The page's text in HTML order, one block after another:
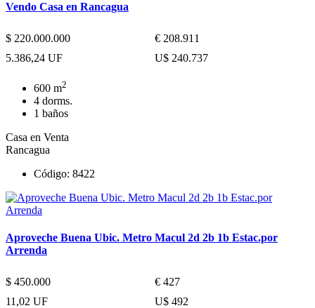
Vendo Casa en Rancagua
$ 220.000.000
€ 208.911
5.386,24 UF
U$ 240.737
600 m2
4 dorms.
1 baños
Casa en Venta
Rancagua
Código: 8422
Aproveche Buena Ubic. Metro Macul 2d 2b 1b Estac.por
Arrenda
$ 450.000
€ 427
11,02 UF
U$ 492